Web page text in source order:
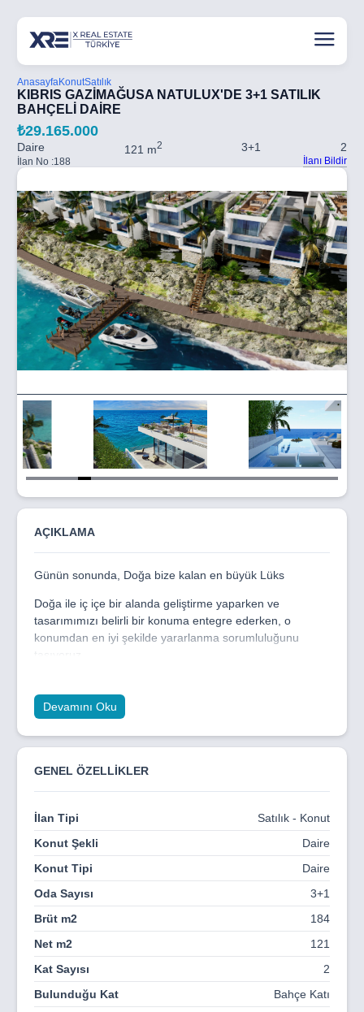
AnasayfaKonutSatılık
KIBRIS GAZİMAĞUSA NATULUX'DE 3+1 SATILIK
BAHÇELİ DAİRE
₺29.165.000
Daire 121 m2 3+1 2
İlan No :188 İlanı Bildir
5
of
AÇIKLAMA
Günün sonunda, Doğa bize kalan en büyük Lüks
Doğa ile iç içe bir alanda geliştirme yaparken ve
tasarımımızı belirli bir konuma entegre ederken, o
konumdan en iyi şekilde yararlanma sorumluluğunu
inanılmaz geniş açı ile uçurumun kenarına yerleştirilmiş
gerçek bir denize 0, çok özel bir parselde yer almaktadır.
Siteye ilk adım attığınızda, uzaktan deniz manzarası
değil, denizin içinde ya da üzerinde olduğunuz hissine
kapılıyorsunuz. Bugüne kadar tasarladığımız hiçbir
Devamını Oku
GENEL ÖZELLİKLER
İlan Tipi
Satılık - Konut
Konut Şekli
Daire
Konut Tipi
Daire
Oda Sayısı
3+1
Brüt m2
184
Net m2
121
Kat Sayısı
2
Bulunduğu Kat
Bahçe Katı